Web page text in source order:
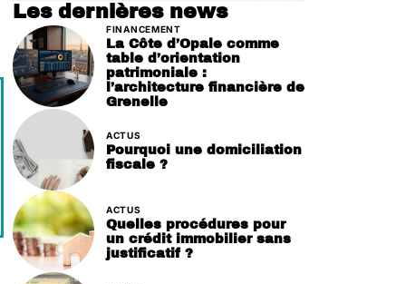
Les dernières news
FINANCEMENT
La Côte d’Opale comme
table d’orientation
patrimoniale :
l’architecture financière de
Grenelle
ACTUS
Pourquoi une domiciliation
fiscale ?
ACTUS
Quelles procédures pour
un crédit immobilier sans
justificatif ?